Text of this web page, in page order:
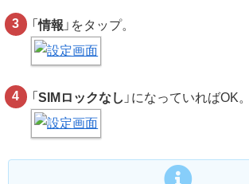
「情報 」をタップ。
「SIMロックなし 」になっていればOK。